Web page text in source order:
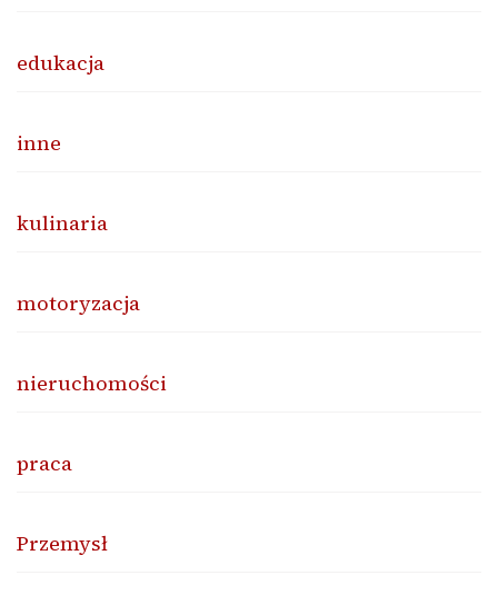
edukacja
inne
kulinaria
motoryzacja
nieruchomości
praca
Przemysł